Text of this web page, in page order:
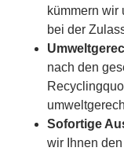
kümmern wir
bei der
nach den
Sofortige
wir Ihnen